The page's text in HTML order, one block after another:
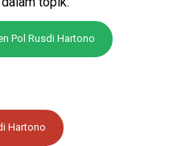
Pol Rusdi Hartono
Hartono